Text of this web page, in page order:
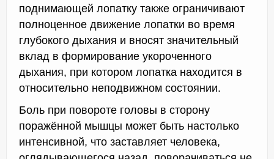
поднимающей лопатку также ограничивают
полноценное движение лопатки во время
глубокого дыхания и вносят значительный
вклад в формирование укороченного
дыхания, при котором лопатка находится в
относительно неподвижном состоянии.
Боль при повороте головы в сторону
поражённой мышцы может быть настолько
интенсивной, что заставляет человека,